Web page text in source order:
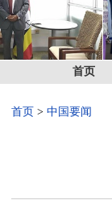
首页
首页 > 中国要闻